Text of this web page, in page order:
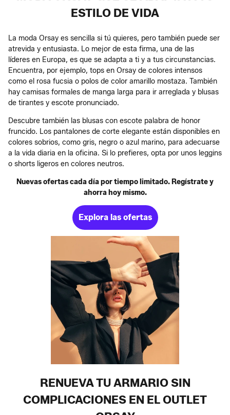
ESTILO DE VIDA
La moda Orsay es sencilla si tú quieres, pero también puede ser
atrevida y entusiasta. Lo mejor de esta firma, una de las
líderes en Europa, es que se adapta a ti y a tus circunstancias.
Encuentra, por ejemplo, tops en Orsay de colores intensos
como el rosa fucsia o polos de color amarillo mostaza. También
hay camisas formales de manga larga para ir arreglada y blusas
de tirantes y escote pronunciado.
Descubre también las blusas con escote palabra de honor
fruncido. Los pantalones de corte elegante están disponibles en
colores sobrios, como gris, negro o azul marino, para adecuarse
a la vida diaria en la oficina. Si lo prefieres, opta por unos leggins
o shorts ligeros en colores neutros.
Nuevas ofertas cada día por tiempo limitado. Regístrate y
ahorra hoy mismo.
Explora las ofertas
RENUEVA TU ARMARIO SIN
COMPLICACIONES EN EL OUTLET